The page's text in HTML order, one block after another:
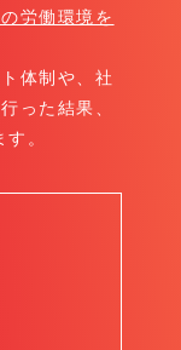
労働環境を
体制や、社
った結果、
。